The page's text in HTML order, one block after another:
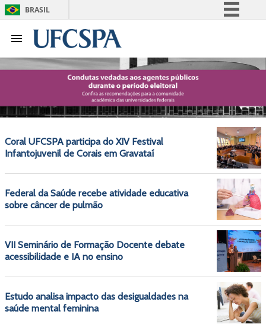
BRASIL
Participe
Acesso à informação
Legislação
Coral UFCSPA participa do XIV Festival
Infantojuvenil de Corais em Gravataí
Federal da Saúde recebe atividade educativa
sobre câncer de pulmão
VII Seminário de Formação Docente debate
acessibilidade e IA no ensino
Estudo analisa impacto das desigualdades na
saúde mental feminina